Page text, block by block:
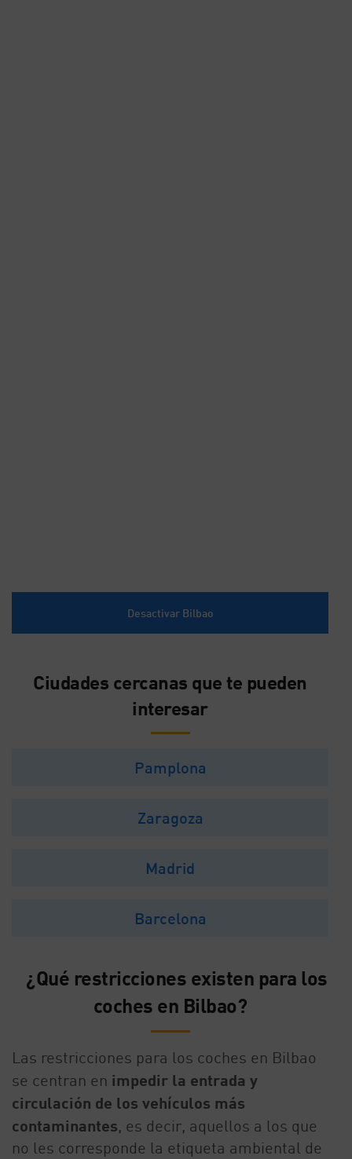
Desactivar Bilbao
Ciudades cercanas que te pueden
interesar
Pamplona
Zaragoza
Madrid
Barcelona
¿Qué restricciones existen para los
coches en Bilbao?
Las restricciones para los coches en Bilbao
se centran en impedir la entrada y
circulación de los vehículos más
contaminantes, es decir, aquellos a los que
no les corresponde la etiqueta ambiental de